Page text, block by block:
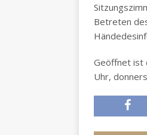
Betreten
Geöffnet ist
Uhr,